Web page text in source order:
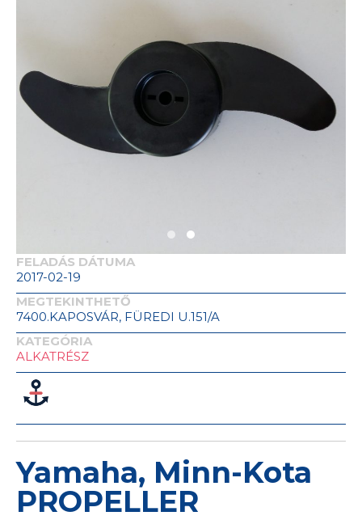
FELADÁS DÁTUMA
2017-02-19
MEGTEKINTHETŐ
7400.KAPOSVÁR, FÜREDI U.151/A
KATEGÓRIA
ALKATRÉSZ
Yamaha, Minn-Kota
PROPELLER